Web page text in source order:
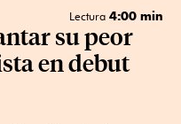
Lectura 4:00 min
su peor
en debut